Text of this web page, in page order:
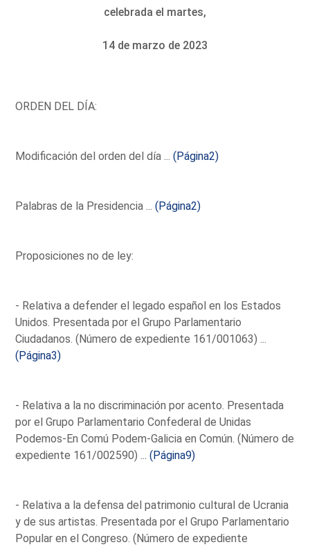
celebrada el martes,
14 de marzo de 2023
ORDEN DEL DÍA:
Modificación del orden del día ...(Página2)
Palabras de la Presidencia ...(Página2)
Proposiciones no de ley:
- Relativa a defender el legado español en los Estados
Unidos. Presentada por el Grupo Parlamentario
Ciudadanos. (Número de expediente 161/001063) ...
(Página3)
- Relativa a la no discriminación por acento. Presentada
por el Grupo Parlamentario Confederal de Unidas
Podemos-En Comú Podem-Galicia en Común. (Número de
expediente 161/002590) ...(Página9)
- Relativa a la defensa del patrimonio cultural de Ucrania
y de sus artistas. Presentada por el Grupo Parlamentario
Popular en el Congreso. (Número de expediente